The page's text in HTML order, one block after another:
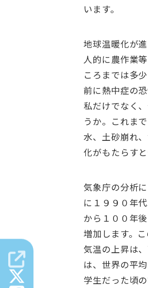
います。
地球温暖化が
人的に農作業
ころまでは多
前に熱中症の
私だけでなく
うか。これま
水、土砂崩れ
化がもたらす
気象庁の分析
に１９９０年
から１００年
増加します。
気温の上昇は
は、世界の平
学生だった頃